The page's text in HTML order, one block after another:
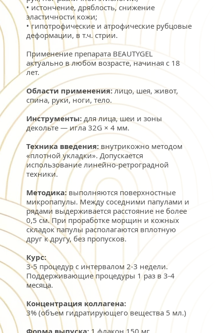
• истончение, дряблость, снижение
эластичности кожи;
• гипотрофические и атрофические рубцовые
деформации, в т.ч. стрии.
Применение препарата BEAUTYGEL
актуально в любом возрасте, начиная с 18
лет.
Области применения: лицо, шея, живот,
спина, руки, ноги, тело.
Инструменты: для лица, шеи и зоны
декольте — игла 32G × 4 мм.
Техника введения: внутрикожно методом
«плотной укладки». Допускается
использование линейно-ретроградной
техники.
Методика: выполняются поверхностные
микропапулы. Между соседними папулами и
рядами выдерживается расстояние не более
0,5 см. При проработке морщин и кожных
складок папулы располагаются вплотную
друг к другу, без пропусков.
Курс:
3-5 процедур с интервалом 2-3 недели.
Поддерживающие процедуры 1 раз в 3-4
месяца.
Концентрация коллагена:
3% (объем гидратирующего вещества 5 мл.)
Форма выпуска: 1 флакон 150 мг.